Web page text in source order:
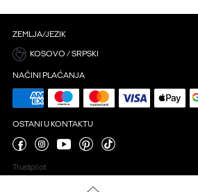
ZEMLJA/JEZIK
KOSOVO / SRPSKI
NAČINI PLAĆANJA
OSTANI U KONTAKTU
Trustpilot